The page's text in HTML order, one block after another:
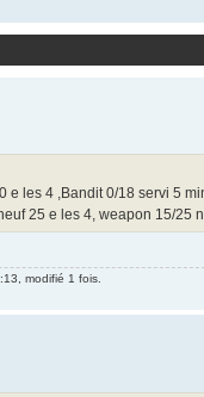
e les 4 ,Bandit 0/18 servi 5
25 e les 4, weapon 15/
modifié 1 fois.